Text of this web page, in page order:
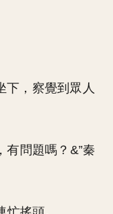
下，察覺到眾人
有問題嗎？&”秦